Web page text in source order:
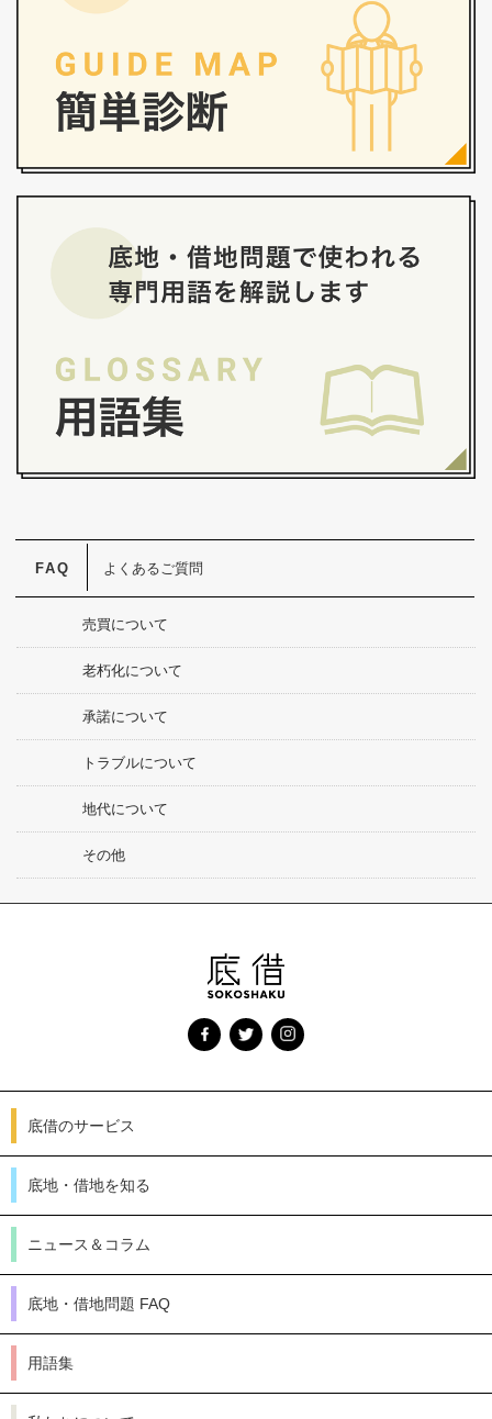
よくあるご質問
売買について
老朽化について
承諾について
トラブルについて
地代について
その他
底借のサービス
底地・借地を知る
ニュース＆コラム
底地・借地問題 FAQ
用語集